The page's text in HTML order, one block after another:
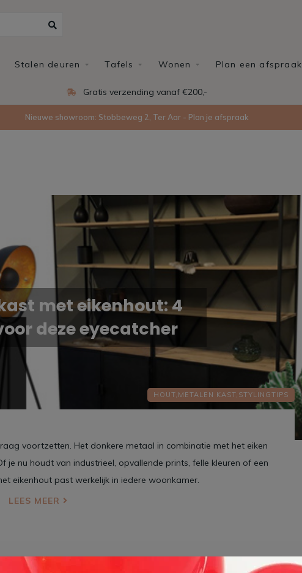
Stalen deuren Tafels Wonen Plan een afspraak
Gratis verzending vanaf €200,-
Nieuwe showroom: Stobbeweg 2, Ter Aar - Plan je afspraak
met eikenhout: 4
deze eyecatcher
HOUT, METALEN KAST, STYLINGTIPS
voortzetten. Het donkere metaal in combinatie met het eiken
nu houdt van industrieel, opvallende prints, felle kleuren of een
eikenhout past werkelijk in iedere woonkamer.
LEES MEER